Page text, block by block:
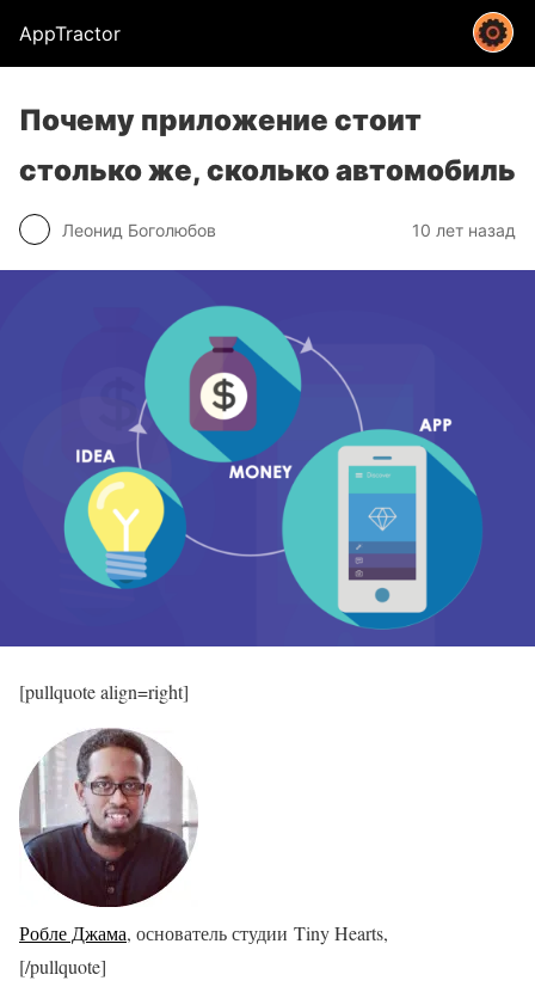
AppTractor
Почему приложение стоит
столько же, сколько автомобиль
Леонид Боголюбов 10 лет назад
[pullquote align=right]
Робле Джама, основатель студии Tiny Hearts,
[/pullquote]